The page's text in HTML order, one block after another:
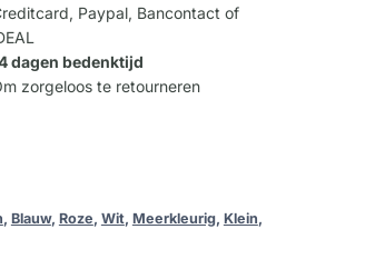
Paypal, Bancontact of
dagen bedenktijd
zorgeloos te retourneren
, Blauw, Roze, Wit, Meerkleurig, Klein,